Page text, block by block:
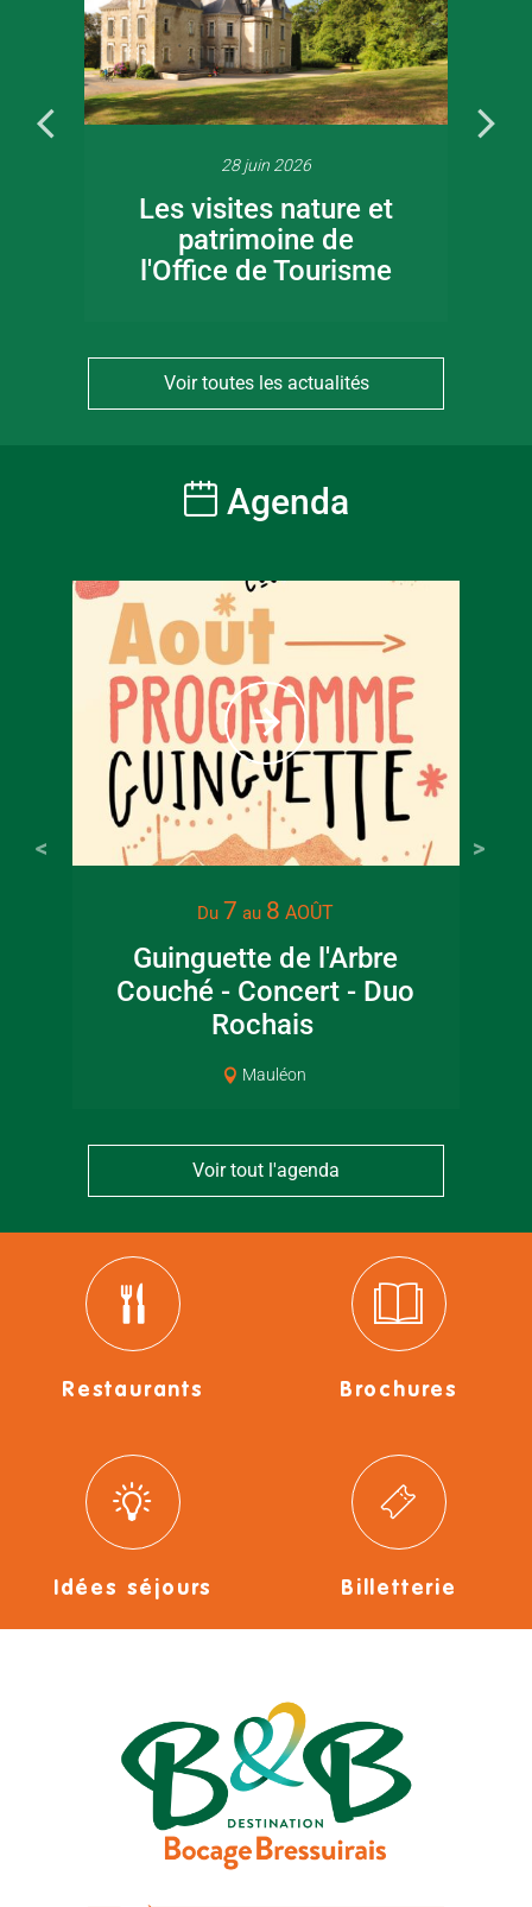
28 juin 2026
Les visites nature et
patrimoine de
l'Office de Tourisme
Voir toutes les actualités
Agenda
Du 7 au 8 AOÛT
Guinguette de l'Arbre
Couché - Concert - Duo
Rochais
Mauléon
Voir tout l'agenda
Restaurants Brochures
Idées séjours Billetterie